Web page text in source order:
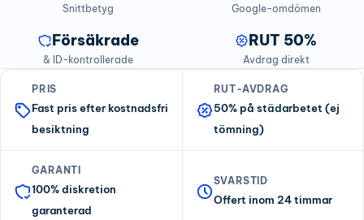
Snittbetyg Google-omdömen
Försäkrade
& ID-kontrollerade
RUT 50%
Avdrag direkt
PRIS
Fast pris efter kostnadsfri
besiktning
RUT-AVDRAG
50% på städarbetet (ej
tömning)
GARANTI
100% diskretion
garanterad
SVARSTID
Offert inom 24 timmar